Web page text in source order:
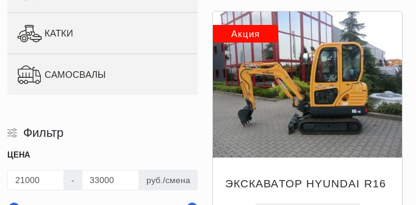
КАТКИ
САМОСВАЛЫ
Фильтр
ЦЕНА
- руб./смена
Акция
ЭКСКАВАТОР HYUNDAI R16